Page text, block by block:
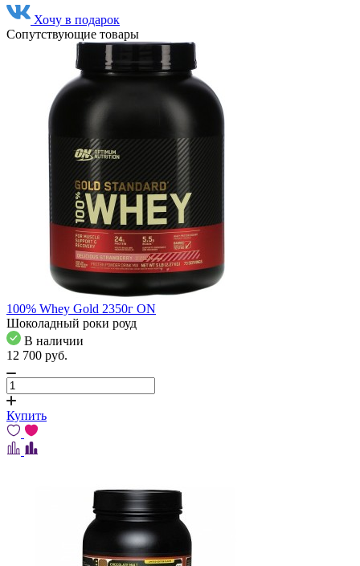
Хочу в подарок
Сопутствующие товары
100% Whey Gold 2350г ON
Шоколадный роки роуд
В наличии
12 700 pуб.
Купить